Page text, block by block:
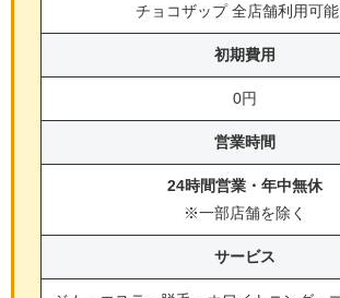
チョコザップ 全店舗利用可能
初期費用
0円
営業時間
24時間営業・年中無休
※一部店舗を除く
サービス